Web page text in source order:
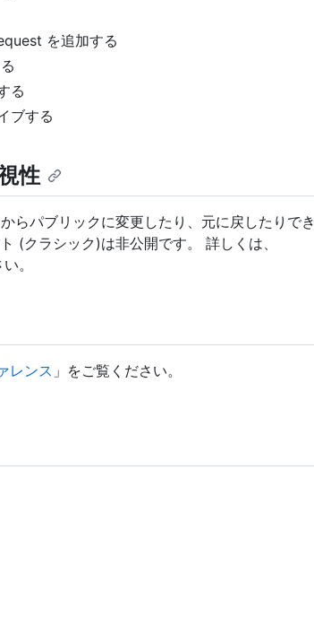
を追加する
る
ブする
性
らパブリックに変更したり、元に戻したりでき
(クラシック)は非公開です。 詳しくは、
。
レンス 」をご覧ください。